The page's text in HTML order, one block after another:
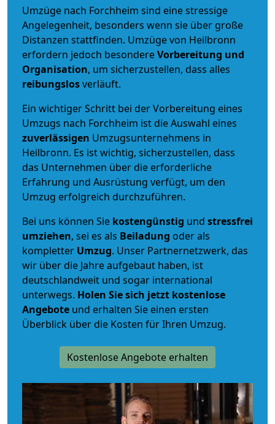
Umzüge nach Forchheim sind eine stressige
Angelegenheit, besonders wenn sie über große
Distanzen stattfinden. Umzüge von Heilbronn
erfordern jedoch besondereVorbereitung und
Organisation, um sicherzustellen, dass alles
reibungslosverläuft.
Ein wichtiger Schritt bei der Vorbereitung eines
Umzugs nach Forchheim ist die Auswahl eines
zuverlässigen Umzugsunternehmens in
Heilbronn. Es ist wichtig, sicherzustellen, dass
das Unternehmen über die erforderliche
Erfahrung und Ausrüstung verfügt, um den
Umzug erfolgreich durchzuführen.
Bei uns können Sie kostengünstig und stressfrei
umziehen, sei es als Beiladung oder als
kompletter Umzug. Unser Partnernetzwerk, das
wir über die Jahre aufgebaut haben, ist
deutschlandweit und sogar international
unterwegs. Holen Sie sich jetzt kostenlose
Angebote und erhalten Sie einen ersten
Überblick über die Kosten für Ihren Umzug.
Kostenlose Angebote erhalten